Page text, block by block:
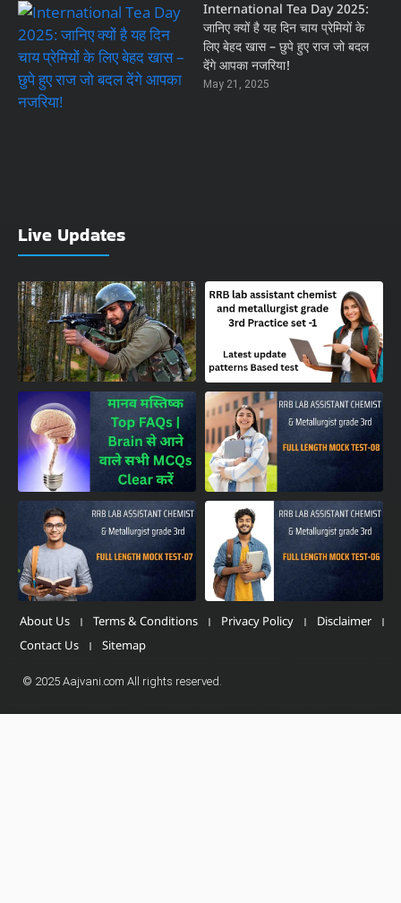
International Tea Day 2025:
जानिए क्यों है यह दिन चाय प्रेमियों के
लिए बेहद खास – छुपे हुए राज जो बदल
देंगे आपका नजरिया!
May 21, 2025
Live Updates
About Us Terms & Conditions Privacy Policy
Disclaimer
Contact Us
Sitemap
© 2025 Aajvani.com All rights reserved.